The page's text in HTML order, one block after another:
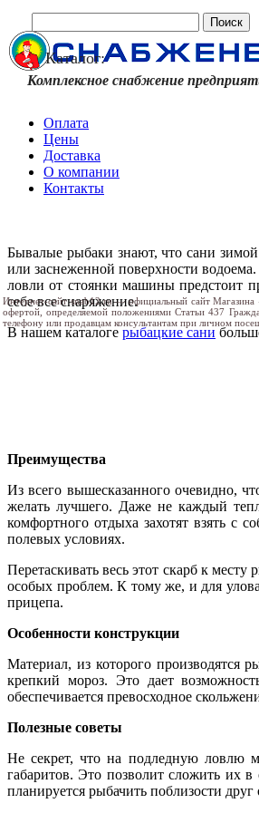
Оплата
Цены
Доставка
О компании
Контакты
Комплексное снабжение
Бывалые рыбаки знают, что сани
или заснеженной поверхности
ловли от стоянки машины предстоит
себе все снаряжение.
В нашем каталоге рыбацкие сани
Преимущества
Из всего вышесказанного очевидно,
желать лучшего. Даже не каждый
комфортного отдыха захотят взять с
полевых условиях.
Перетаскивать весь этот скарб к
особых проблем. К тому же, и для
прицепа.
Особенности конструкции
Материал, из которого производятся
крепкий мороз. Это дает
обеспечивается превосходное
Полезные советы
Не секрет, что на подледную ловлю
габаритов. Это позволит сложить их
планируется рыбачить поблизости друг
Каталог:
Интернет-сайт snab12.ru — официальный сайт
офертой, определяемой положениями Статьи 437
телефону или продавцам консультантам при личном